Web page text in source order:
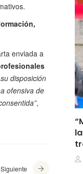
enviada a
disposición
ofensiva de
,
Siguiente